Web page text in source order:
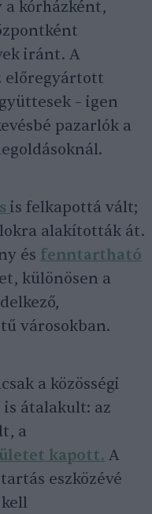
a kórházként,
iránt. A
előregyártott
– igen
pazarlók a
is felkapottá vált;
alakították át.
és fenntartható
különösen a
városokban.
a közösségi
is átalakult: az
a
kapott. A
eszközévé